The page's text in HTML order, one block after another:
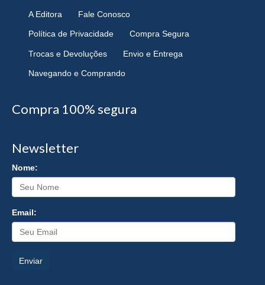
A Editora Fale Conosco
Política de Privacidade Compra Segura
Trocas e Devoluções Envio e Entrega
Navegando e Comprando
Compra 100% segura
Newsletter
Nome:
Email:
Enviar